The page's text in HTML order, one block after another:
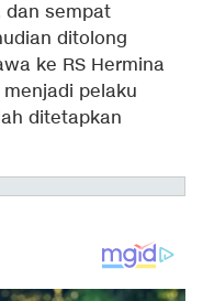
dan sempat
ditolong
ke RS Hermina
pelaku
ditetapkan